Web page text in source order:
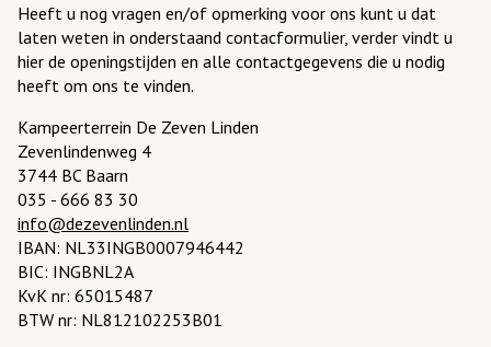
Heeft u nog vragen en/of opmerking voor ons kunt u dat
laten weten in onderstaand contacformulier, verder vindt u
hier de openingstijden en alle contactgegevens die u nodig
heeft om ons te vinden.
Kampeerterrein De Zeven Linden
Zevenlindenweg 4
3744 BC Baarn
035 - 666 83 30
info@dezevenlinden.nl
IBAN: NL33INGB0007946442
BIC: INGBNL2A
KvK nr: 65015487
BTW nr: NL812102253B01